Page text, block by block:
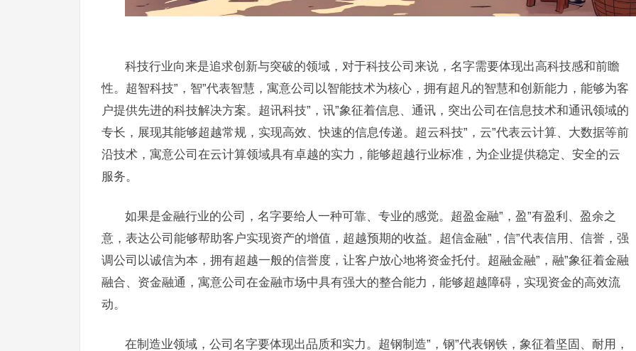
科技行业向来是追求创新与突破的领域，对于科技公司来说，名字需要体现出高科技感和前瞻
性。超智科技”，智”代表智慧，寓意公司以智能技术为核心，拥有超凡的智慧和创新能力，能够为客
户提供先进的科技解决方案。超讯科技”，讯”象征着信息、通讯，突出公司在信息技术和通讯领域的
专长，展现其能够超越常规，实现高效、快速的信息传递。超云科技”，云”代表云计算、大数据等前
沿技术，寓意公司在云计算领域具有卓越的实力，能够超越行业标准，为企业提供稳定、安全的云
服务。
如果是金融行业的公司，名字要给人一种可靠、专业的感觉。超盈金融”，盈”有盈利、盈余之
意，表达公司能够帮助客户实现资产的增值，超越预期的收益。超信金融”，信”代表信用、信誉，强
调公司以诚信为本，拥有超越一般的信誉度，让客户放心地将资金托付。超融金融”，融”象征着金融
融合、资金融通，寓意公司在金融市场中具有强大的整合能力，能够超越障碍，实现资金的高效流
动。
在制造业领域，公司名字要体现出品质和实力。超钢制造”，钢”代表钢铁，象征着坚固、耐用，